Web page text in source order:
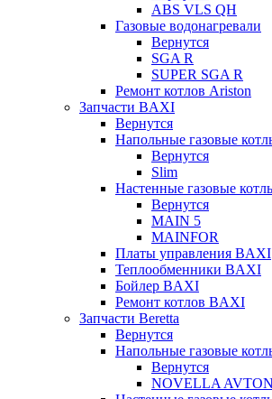
ABS VLS QH
Газовые водонагревали
Вернутся
SGA R
SUPER SGA R
Ремонт котлов Ariston
Запчасти BAXI
Вернутся
Напольные газовые
Вернутся
Slim
Настенные газовые
Вернутся
MAIN 5
MAINFOR
Платы управления BAXI
Теплообменники BAXI
Бойлер BAXI
Ремонт котлов BAXI
Запчасти Beretta
Вернутся
Напольные газовые
Вернутся
NOVELLA